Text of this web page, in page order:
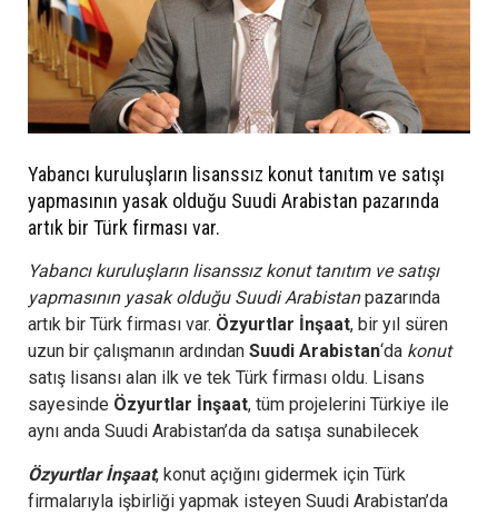
Yabancı kuruluşların lisanssız konut tanıtım ve satışı
yapmasının yasak olduğu Suudi Arabistan pazarında
artık bir Türk firması var.
Yabancı kuruluşların lisanssız konut tanıtım ve satışı
yapmasının yasak olduğu Suudi Arabistanpazarında
artık bir Türk firması var. Özyurtlar İnşaat, bir yıl süren
uzun bir çalışmanın ardından Suudi Arabistan‘da konut
satış lisansı alan ilk ve tek Türk firması oldu. Lisans
sayesinde Özyurtlar İnşaat, tüm projelerini Türkiye ile
aynı anda Suudi Arabistan’da da satışa sunabilecek
Özyurtlar İnşaat, konut açığını gidermek için Türk
firmalarıyla işbirliği yapmak isteyen Suudi Arabistan’da